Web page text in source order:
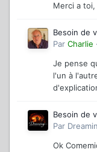
Merci a
Besoin de
Par Charlie ·
Je pense
l'un à
Besoin de
Par
Ok